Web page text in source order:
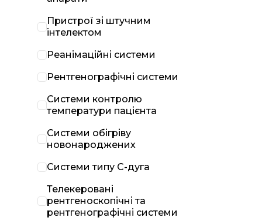
Пристрої зі штучним
інтелектом
Реанімаційні системи
Рентгенографічні системи
Системи контролю
температури пацієнта
Системи обігріву
новонароджених
Системи типу С-дуга
Телекеровані
рентгеноскопічні та
рентгенографічні системи